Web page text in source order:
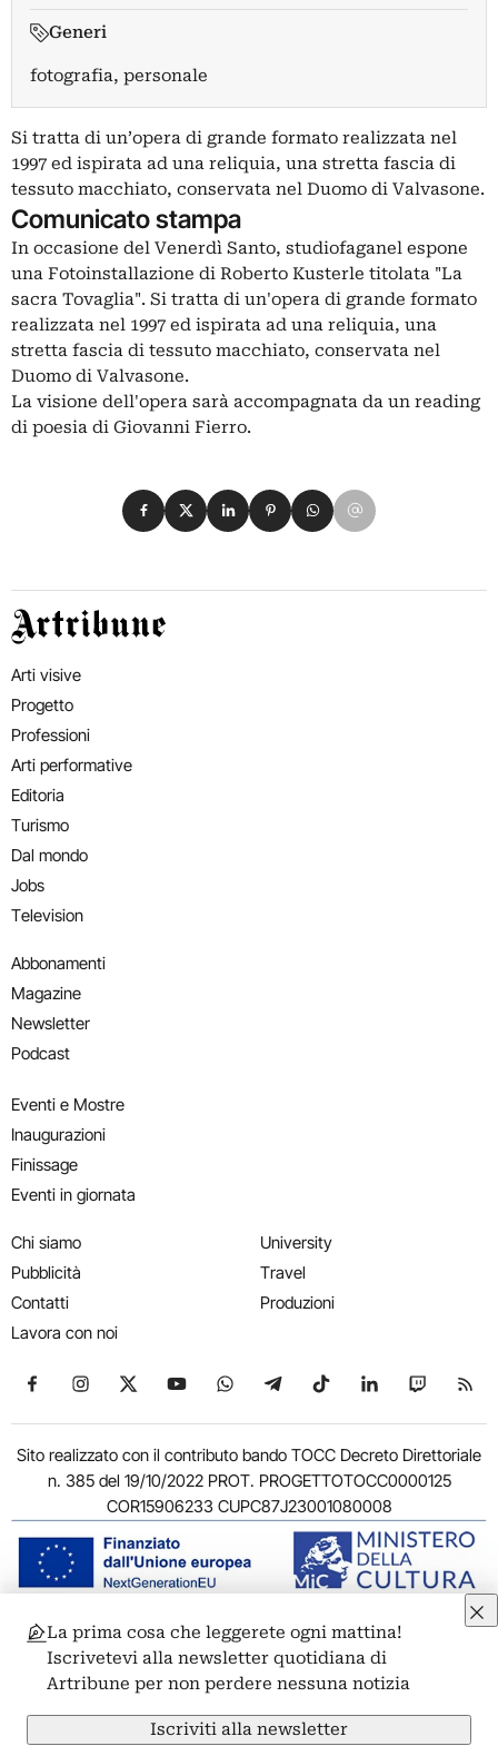
Generi
fotografia, personale
Si tratta di un’opera di grande formato realizzata nel
1997 ed ispirata ad una reliquia, una stretta fascia di
tessuto macchiato, conservata nel Duomo di Valvasone.
Comunicato stampa
In occasione del Venerdì Santo, studiofaganel espone
una Fotoinstallazione di Roberto Kusterle titolata "La
sacra Tovaglia". Si tratta di un'opera di grande formato
realizzata nel 1997 ed ispirata ad una reliquia, una
stretta fascia di tessuto macchiato, conservata nel
Duomo di Valvasone.
La visione dell'opera sarà accompagnata da un reading
di poesia di Giovanni Fierro.
Condividi su Facebook
Condividi su X
Condividi su LinkedIn
Condividi su Pinterest
Condividi su WhatsApp
Condividi su Email
Artribune
Arti visive
Progetto
Professioni
Arti performative
Editoria
Turismo
Dal mondo
Jobs
Television
Abbonamenti
Magazine
Newsletter
Podcast
Eventi e Mostre
Inaugurazioni
Finissage
Eventi in giornata
Chi siamo
Pubblicità
Contatti
Lavora con noi
University
Travel
Produzioni
Seguici su Facebook
Seguici su Instagram
Seguici su X
Seguici su YouTube
Seguici su WhatsApp
Seguici su Telegram
Seguici su TikTok
Seguici su
Seguici
Sito realizzato con il contributo bando TOCC Decreto Direttoriale
n. 385 del 19/10/2022 PROT. PROGETTOTOCC0000125
COR15906233 CUPC87J23001080008
© 2011-2026 ARTRIBUNE srl – Corso Vittorio Emanuele II, 287 –
00186 Roma - P.I. 11381581005
Privacy: Responsabile della protezione dei dati personali
ARTRIBUNE srl – Corso Vittorio Emanuele II, 287 – 00186 Roma
Termini e condizioniPrivacy PolicyCookie PolicyCredits
La prima cosa che leggerete ogni mattina!
Iscrivetevi alla newsletter quotidiana di
Artribune per non perdere nessuna notizia
Iscriviti alla newsletter